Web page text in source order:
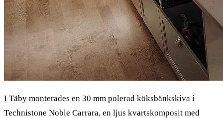
I Täby monterades en 30 mm polerad köksbänkskiva i
Technistone Noble Carrara, en ljus kvartskomposit med